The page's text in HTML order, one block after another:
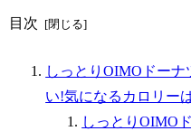
目次
しっとりOIMOドーナ
い!気になるカロリー
しっとりOIMO